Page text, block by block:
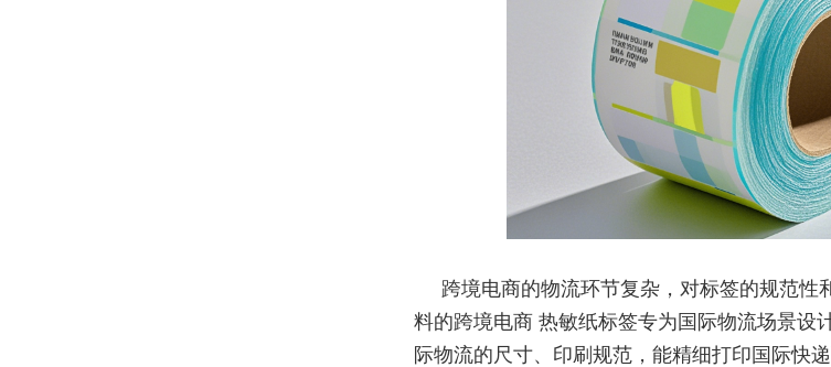
跨境电商的物流环节复杂，对标签的规范性
料的跨境电商 热敏纸标签专为国际物流场景设
际物流的尺寸、印刷规范，能精细打印国际快